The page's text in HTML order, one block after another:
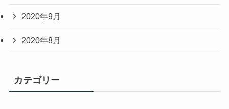
2020年9月
2020年8月
カテゴリー